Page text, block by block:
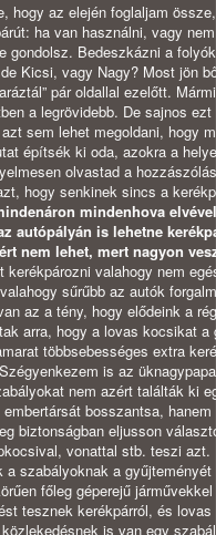
hogy az elején foglaljam
ha van használni, vagy
gondolsz. Bedeszkázni a
Kicsi, vagy Nagy? Most jön
pár oldallal ezelőtt.
a legrövidebb. De sajnos
sem lehet megoldani, hogy
építsék ki oda, azokra a
olvastad a
hogy senkinek sincs a
mindenhova
autópályán is lehetne
nem lehet, mert nagyon
valahogy nem
sűrűbb az autók
az a tény, hogy elődeink a
arra, hogy a lovas kocsikat a
többsebességes extra
is az
nem azért találták ki
bosszantsa,
biztonságban eljusson
vonattal stb. teszi azt.
a szabályoknak a
főleg géperejű
tesznek kerékpárról, és
is van egy